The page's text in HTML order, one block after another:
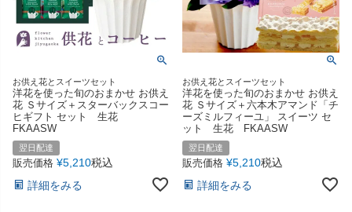
お供え花とスイーツセット
洋花を使った旬のおまかせ お供え
花 Ｓサイズ＋スターバックスコー
ヒギフト セット 生花
FKAASW
翌日配達
販売価格 ¥5,210税込
詳細をみる
お供え花とスイーツセット
洋花を使った旬のおまかせ お供え
花 Ｓサイズ＋六本木アマンド「チ
ーズミルフィーユ」 スイーツ セ
ット 生花 FKAASW
翌日配達
販売価格 ¥5,210税込
詳細をみる